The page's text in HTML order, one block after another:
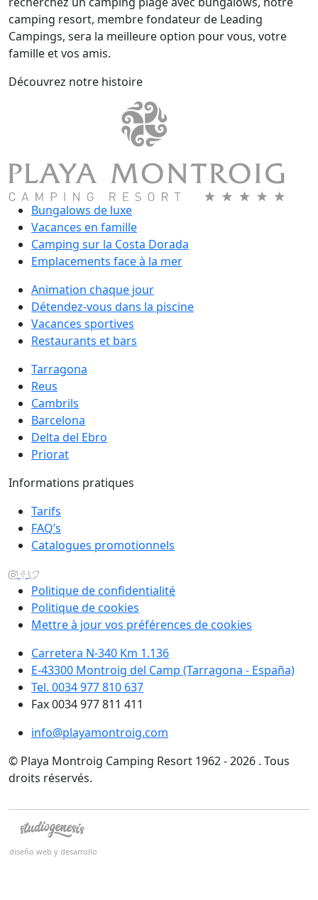
camping resort, membre fondateur de Leading
Campings, sera la meilleure option pour vous, votre
famille et vos amis.
Découvrez notre histoire
Bungalows de luxe
Vacances en famille
Camping sur la Costa Dorada
Emplacements face à la mer
Animation chaque jour
Détendez-vous dans la piscine
Vacances sportives
Restaurants et bars
Tarragona
Reus
Cambrils
Barcelona
Delta del Ebro
Priorat
Informations pratiques
Tarifs
FAQ’s
Catalogues promotionnels
Politique de confidentialité
Politique de cookies
Mettre à jour vos préférences de cookies
Carretera N-340 Km 1.136
E-43300 Montroig del Camp (Tarragona - España)
Tel. 0034 977 810 637
Fax 0034 977 811 411
info@playamontroig.com
© Playa Montroig Camping Resort 1962 - 2026 . Tous
droits réservés.